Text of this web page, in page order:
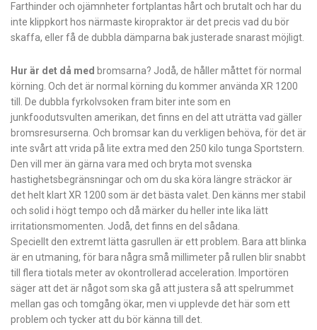
Farthinder och ojämnheter fortplantas hårt och brutalt och har du
inte klippkort hos närmaste kiropraktor är det precis vad du bör
skaffa, eller få de dubbla dämparna bak justerade snarast möjligt.
Hur är det då med bromsarna? Jodå, de håller måttet för normal
körning. Och det är normal körning du kommer använda XR 1200
till. De dubbla fyrkolvsoken fram biter inte som en
junkfoodutsvulten amerikan, det finns en del att uträtta vad gäller
bromsresurserna. Och bromsar kan du verkligen behöva, för det är
inte svårt att vrida på lite extra med den 250 kilo tunga Sportstern.
Den vill mer än gärna vara med och bryta mot svenska
hastighetsbegränsningar och om du ska köra längre sträckor är
det helt klart XR 1200 som är det bästa valet. Den känns mer stabil
och solid i högt tempo och då märker du heller inte lika lätt
irritationsmomenten. Jodå, det finns en del sådana.
Speciellt den extremt lätta gasrullen är ett problem. Bara att blinka
är en utmaning, för bara några små millimeter på rullen blir snabbt
till flera tiotals meter av okontrollerad acceleration. Importören
säger att det är något som ska gå att justera så att spelrummet
mellan gas och tomgång ökar, men vi upplevde det här som ett
problem och tycker att du bör känna till det.